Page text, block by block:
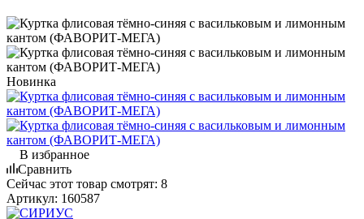
Новинка
В избранное
Сравнить
Сейчас этот товар смотрят: 8
Артикул: 160587